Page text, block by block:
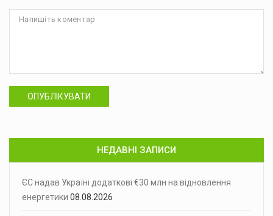
ОПУБЛІКУВАТИ
НЕДАВНІ ЗАПИСИ
ЄС надав Україні додаткові €30 млн на відновлення
енергетики 08.08.2026